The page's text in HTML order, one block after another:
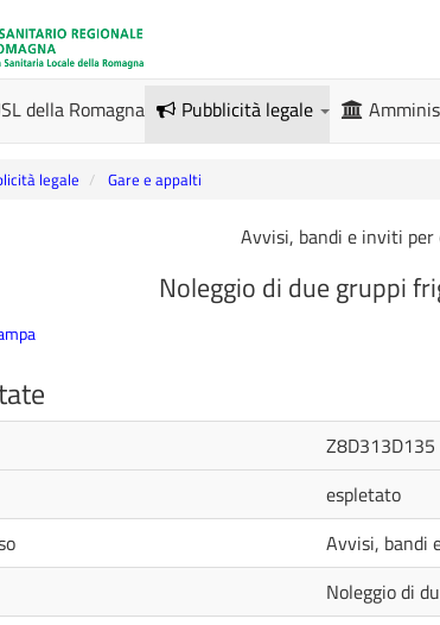
della Romagna Pubblicità legale
legale Gare e appalti
Avvisi, bandi e inviti
Noleggio di due gruppi
Z8D313D135
espletato
Avvisi, bandi
Noleggio di